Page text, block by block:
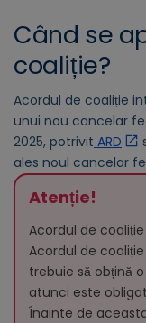
Când se
coaliție?
Acordul de coaliție
unui nou cancelar
2025, potrivit ARD
ales noul cancelar
Atenție!
Acordul de
Acordul de
trebuie să obțină
atunci este
Înainte de